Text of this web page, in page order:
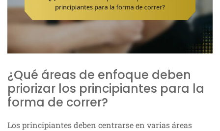
¿Qué áreas de enfoque deben
priorizar los principiantes para la
forma de correr?
Los principiantes deben centrarse en varias áreas